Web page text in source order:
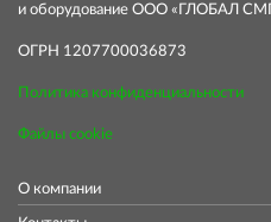
и оборудование ООО «ГЛОБАЛ
ОГРН 1207700036873
Политика конфиденциальности
Файлы cookie
О компании